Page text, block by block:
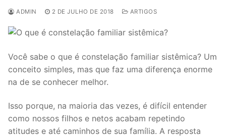
ADMIN 2 DE JULHO DE 2018 ARTIGOS
Você sabe o que é constelação familiar sistêmica? Um
conceito simples, mas que faz uma diferença enorme
na de se conhecer melhor.
Isso porque, na maioria das vezes, é difícil entender
como nossos filhos e netos acabam repetindo
atitudes e até caminhos de sua família. A resposta